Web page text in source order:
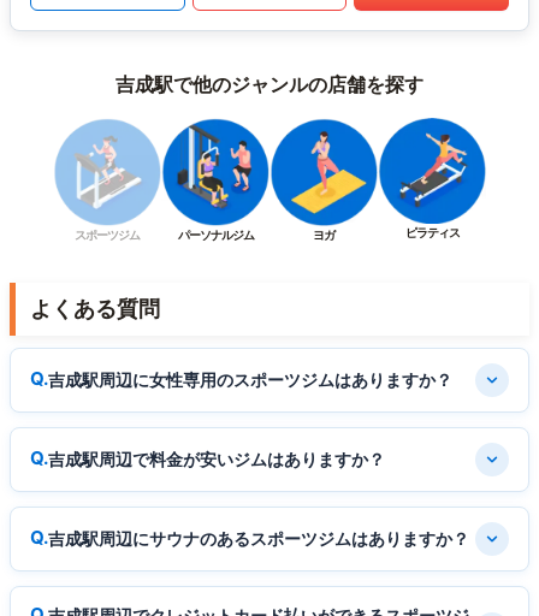
吉成駅で他のジャンルの店舗を探す
スポーツジム パーソナルジム ヨガ ピラティス
よくある質問
吉成駅周辺に女性専用のスポーツジムはありますか？
吉成駅周辺で料金が安いジムはありますか？
吉成駅周辺にサウナのあるスポーツジムはありますか？